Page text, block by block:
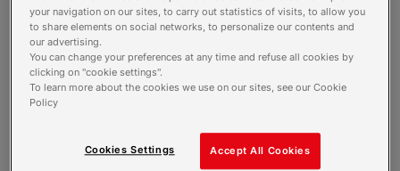
Code
your navigation on our sites, to carry out statistics of visits, to allow you
to share elements on social networks, to personalize our contents and
our advertising.
You can change your preferences at any time and refuse all cookies by
clicking on "cookie settings".
To learn more about the cookies we use on our sites, see our Cookie
Policy
Accept All Cookies
Cookies Settings